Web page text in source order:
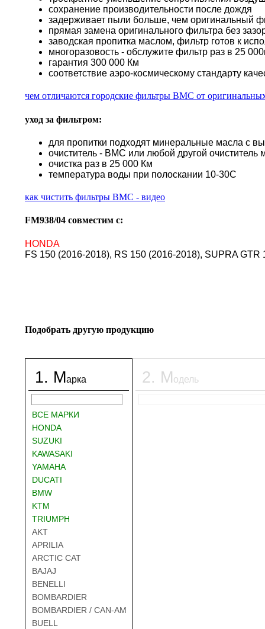
сохранение производительности после дождя
задерживает пыли больше, чем оригинальный
прямая замена оригинального фильтра без
заводская пропитка маслом, фильтр готов к
многоразовость - обслужите фильтр раз в 25
гарантия 300 000 Км
соответствие аэро-космическому стандарту
чем отличаются городские фильтры BMC от
уход за фильтром:
для пропитки подходят минеральные масла с
очиститель - BMC или любой другой
очистка раз в 25 000 Км
температура воды при полоскании 10-30С
как чистить фильтры BMC - видео
FM938/04 совместим с:
HONDA
FS 150 (2016-2018), RS 150 (2016-2018), SUPRA
Подобрать другую продукцию
1. Марка
ВСЕ МАРКИ
HONDA
SUZUKI
KAWASAKI
YAMAHA
DUCATI
BMW
KTM
TRIUMPH
AKT
APRILIA
ARCTIC CAT
BAJAJ
BENELLI
BOMBARDIER
BOMBARDIER / CAN-AM
BUELL
2. Модель